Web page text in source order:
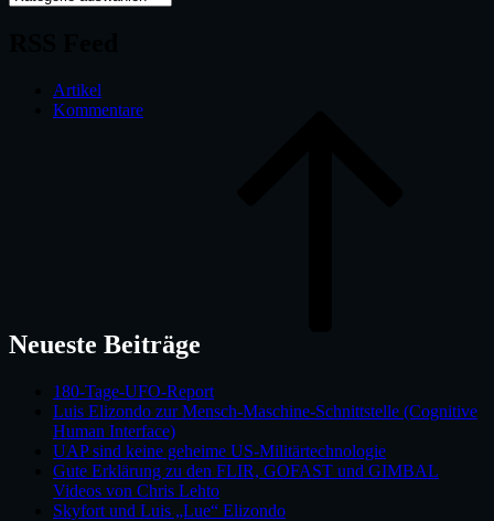
Artikel
Kommentare
Neueste Beiträge
180-Tage-UFO-Report
Luis Elizondo zur Mensch-Maschine-Schnittstelle (Cognitive
Human Interface)
UAP sind keine geheime US-Militärtechnologie
Gute Erklärung zu den FLIR, GOFAST und GIMBAL
Videos von Chris Lehto
Skyfort und Luis „Lue“ Elizondo